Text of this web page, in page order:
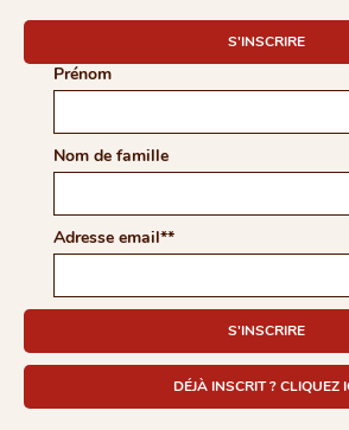
COMPLETE THE
S'INSCRIRE
Prénom
Nom de famille
Adresse email*
S'INSCRIRE
DÉJÀ INSCRIT ? CLIQUEZ